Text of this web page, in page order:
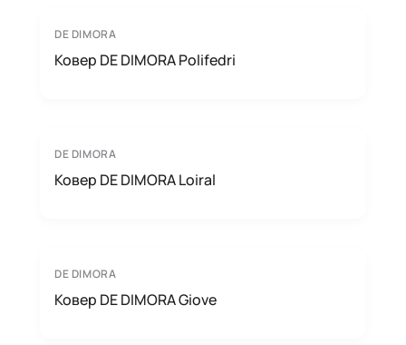
DE DIMORA
Ковер DE DIMORA Polifedri
DE DIMORA
Ковер DE DIMORA Loiral
DE DIMORA
Ковер DE DIMORA Giove